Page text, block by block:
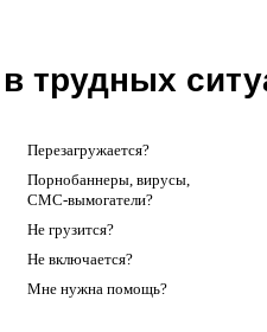
трудных
Перезагружается?
Порнобаннеры, вирусы,
СМС-вымогатели?
Не грузится?
Не включается?
Мне нужна помощь?